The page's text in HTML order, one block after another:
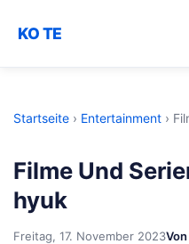
KO TE
Startseite › Entertainment ›
Filme Und
hyuk
Freitag, 17. November 2023